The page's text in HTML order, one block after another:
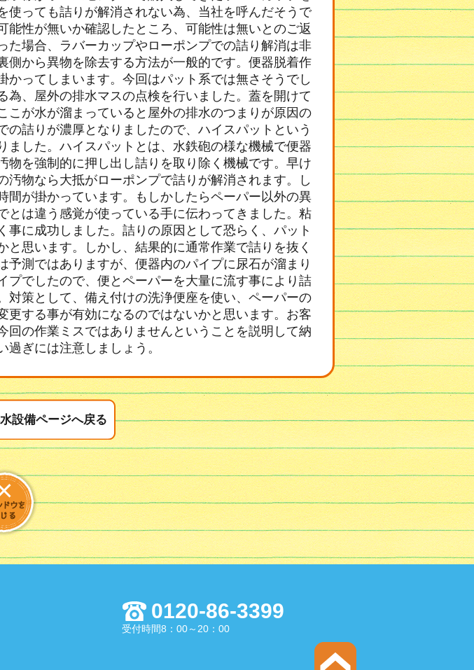
っても詰りが解消されない為、当社を呼んだそうで
性が無いか確認したところ、可能性は無いとのご返
場合、ラバーカップやローポンプでの詰り解消は非
から異物を除去する方法が一般的です。便器脱着作
ってしまいます。今回はパット系では無さそうでし
、屋外の排水マスの点検を行いました。蓋を開けて
が水が溜まっていると屋外の排水のつまりが原因の
詰りが濃厚となりましたので、ハイスパットという
した。ハイスパットとは、水鉄砲の様な機械で便器
を強制的に押し出し詰りを取り除く機械です。早け
物なら大抵がローポンプで詰りが解消されます。し
が掛かっています。もしかしたらペーパー以外の異
は違う感覚が使っている手に伝わってきました。粘
に成功しました。詰りの原因として恐らく、パット
思います。しかし、結果的に通常作業で詰りを抜く
測ではありますが、便器内のパイプに尿石が溜まり
でしたので、便とペーパーを大量に流す事により詰
対策として、備え付けの洗浄便座を使い、ペーパーの
する事が有効になるのではないかと思います。お客
の作業ミスではありませんということを説明して納
ぎには注意しましょう。
設備ページへ戻る
0120-86-3399
受付時間8：00～20：00